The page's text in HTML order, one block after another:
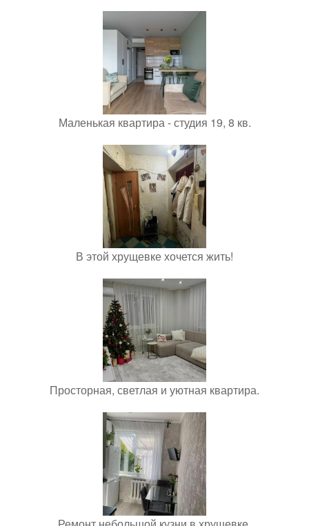
Маленькая квартира - студия 19, 8 кв.
В этой хрущевке хочется жить!
Просторная, светлая и уютная квартира.